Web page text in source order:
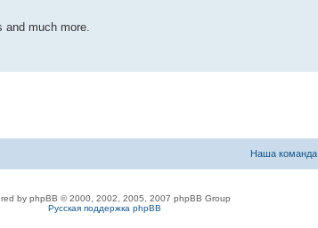
and much more.
Наша команда
by phpBB © 2000, 2002, 2005, 2007 phpBB Group
Русская поддержка phpBB